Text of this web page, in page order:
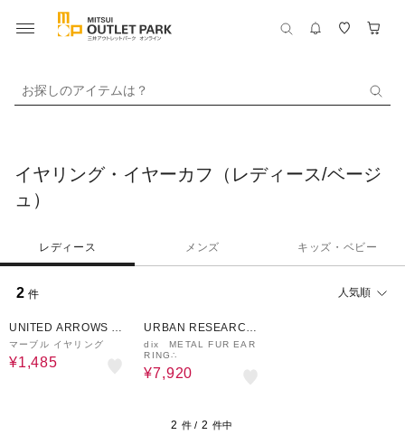
お探しのアイテムは？
イヤリング・イヤーカフ（レディース/ベージ
ュ）
レディース メンズ キッズ・ベビー
2 件 人気順
UNITED ARROWS O
UTLET
マーブル イヤリング
¥1,485
URBAN RESEARCH
ware house
dix METAL FUR EAR
RING∴
¥7,920
2 件 / 2 件中